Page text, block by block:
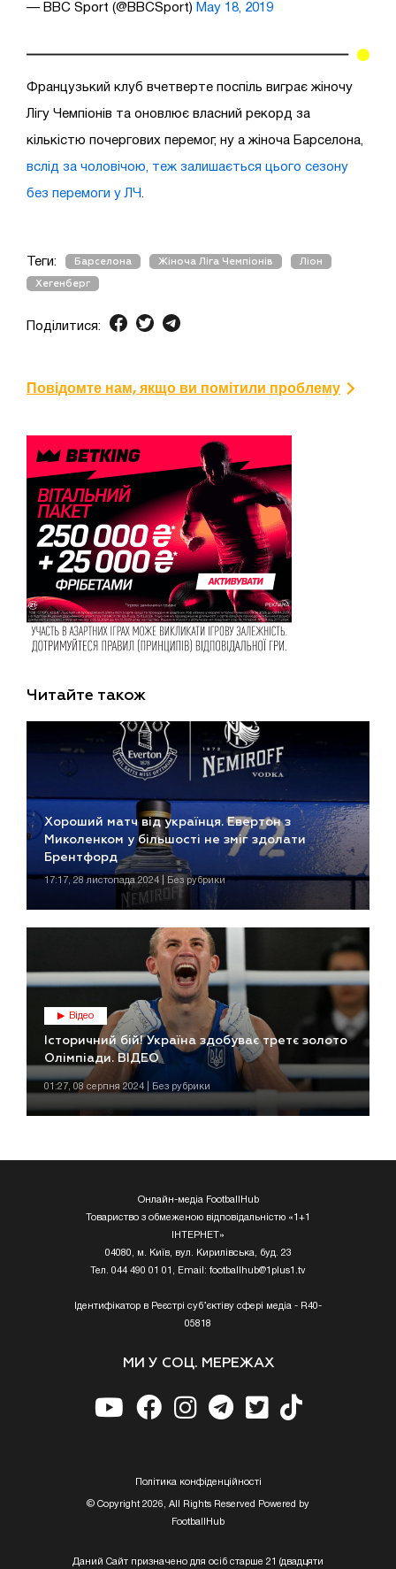
— BBC Sport (@BBCSport) May 18, 2019
Французький клуб вчетверте поспіль виграє жіночу
Лігу Чемпіонів та оновлює власний рекорд за
кількістю почергових перемог, ну а жіноча Барселона,
вслід за чоловічою, теж залишається цього сезону
без перемоги у ЛЧ
Теги: Барселона Жіноча Ліга Чемпіонів Ліон
Хегенберг
Поділитися:
Повідомте нам, якщо ви помітили проблему
Читайте також
Хороший матч від українця. Евертон з
Миколенком у більшості не зміг здолати
Брентфорд
17:17, 28 листопада 2024 | Без рубрики
Відео
Історичний бій! Україна здобуває третє золото
Олімпіади. ВІДЕО
01:27, 08 серпня 2024 | Без рубрики
Онлайн-медіа FootballHub
Товариство з обмеженою відповідальністю «1+1
ІНТЕРНЕТ»
04080, м. Київ, вул. Кирилівська, буд. 23
Тел. 044 490 01 01, Email: footballhub@1plus1.tv
Ідентифікатор в Реєстрі суб’єктіву сфері медіа - R40-
05818
МИ У СОЦ. МЕРЕЖАХ
Полiтика конфiденцiйностi
© Copyright 2026, All Rights Reserved Powered by
FootballHub
Даний Сайт призначено для осіб старше 21 (двадцяти